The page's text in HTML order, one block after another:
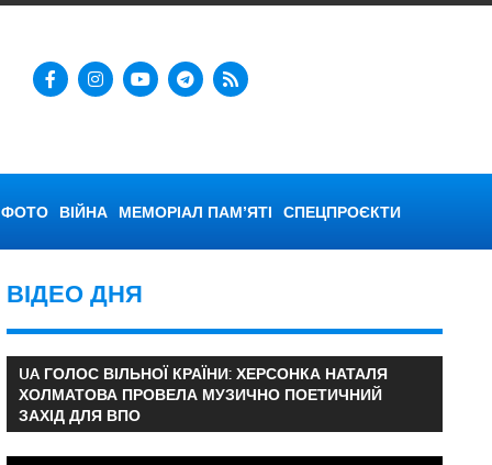
ФОТО ВІЙНА МЕМОРІАЛ ПАМ’ЯТІ СПЕЦПРОЄКТИ
ВІДЕО ДНЯ
UA ГОЛОС ВІЛЬНОЇ КРАЇНИ: ХЕРСОНКА НАТАЛЯ
ХОЛМАТОВА ПРОВЕЛА МУЗИЧНО ПОЕТИЧНИЙ
ЗАХІД ДЛЯ ВПО